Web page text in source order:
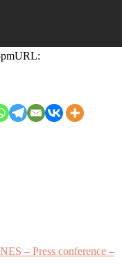
URL:
– Press conference –